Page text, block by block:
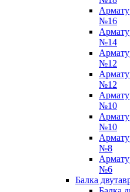
№16
№14
№12
№12
№10
№10
№8
№6
Балка